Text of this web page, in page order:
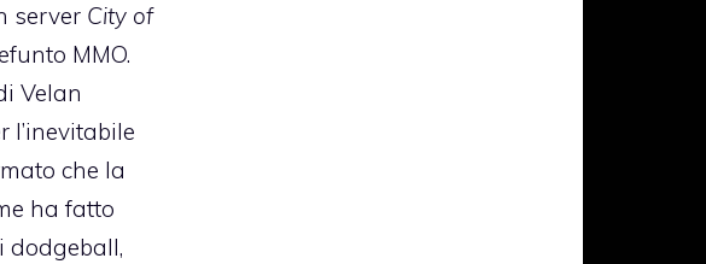
server City of
MMO.
Velan
l’inevitabile
che la
ha fatto
dodgeball,